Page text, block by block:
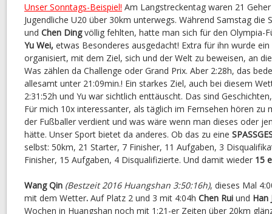
Unser Sonntags-Beispiel! Am Langstreckentag waren 21
Jugendliche U20 über 30km unterwegs. Während Samstag die
und Chen Dingvöllig fehlten, hatte man sich für den Olympia-
Yu Wei, etwas Besonderes ausgedacht! Extra für ihn wurde
organisiert, mit dem Ziel, sich und der Welt zu beweisen, an
Was zählen da Challenge oder Grand Prix. Aber 2:28h, das
allesamt unter 21:09min.! Ein starkes Ziel, auch bei diesem
2:31:52h und Yu war sichtlich enttäuscht. Das sind
Für mich 10x interessanter, als täglich im Fernsehen hören zu
der Fußballer verdient und was wäre wenn man dieses oder
hätte. Unser Sport bietet da anderes. Ob das zu eine
selbst: 50km, 21 Starter, 7 Finisher, 11 Aufgaben, 3
Finisher, 15 Aufgaben, 4 Disqualifizierte. Und damit wieder 15
Wang Qin (Bestzeit 2016 Huangshan 3:50:16h), dieses Mal
mit dem Wetter. Auf Platz 2 und 3 mit 4:04h Chen Rui und Han
Wochen in Huangshan noch mit 1:21-er Zeiten über 20km